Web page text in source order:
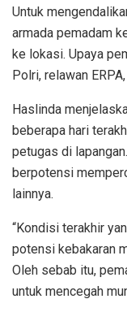
Untuk
armada pemadam
ke lokasi. Upaya
Polri, relawan
Haslinda
beberapa hari
petugas di
berpotensi
lainnya.
“Kondisi terakhir
potensi kebakaran
Oleh sebab itu,
untuk mencegah